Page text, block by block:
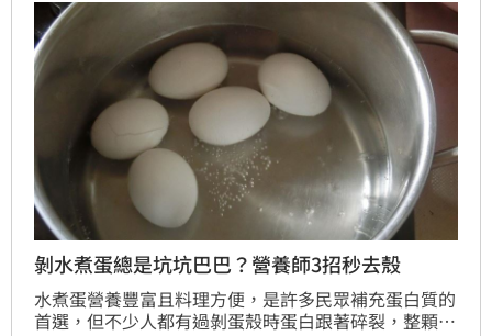
剝水煮蛋總是坑坑巴巴？營養師3招秒去殼
水煮蛋營養豐富且料理方便，是許多民眾補充蛋白質的
首選，但不少人都有過剝蛋殼時蛋白跟著碎裂，整顆蛋